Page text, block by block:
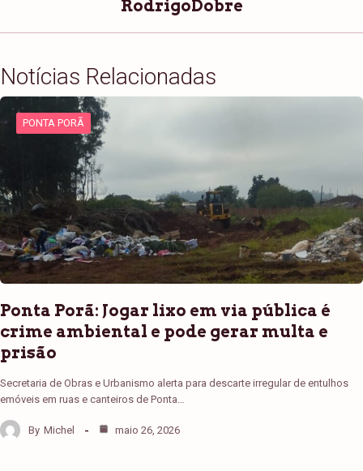
RodrigoDobre
Notícias Relacionadas
PONTA PORÃ
Ponta Porã: Jogar lixo em via pública é
crime ambiental e pode gerar multa e
prisão
Secretaria de Obras e Urbanismo alerta para descarte irregular de entulhos
emóveis em ruas e canteiros de Ponta…
By Michel maio 26, 2026